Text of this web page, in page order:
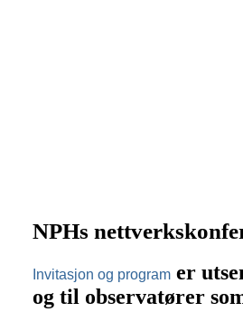
NPHs
Invitasjon og program er
og til observatører